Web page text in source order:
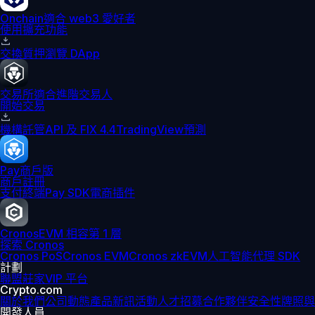
Onchain適合 web3 愛好者
使用擴充功能
交換質押瀏覽 DApp
交易所適合進階交易人
開始交易
機構託管API 及 FIX 4.4TradingView預測
Pay商戶版
商戶註冊
支付終端Pay SDK電商插件
CronosEVM 相容第 1 層
探索 Cronos
Cronos PoSCronos EVMCronos zkEVM人工智能代理 SDK
計劃
聯盟莊家VIP 平台
Crypto.com
關於我們公司動態產品新訊活動人才招募合作夥伴安全性牌照
開發人員